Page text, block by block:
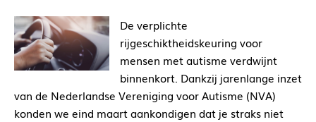
De verplichte
rijgeschiktheidskeuring voor
mensen met autisme verdwijnt
binnenkort. Dankzij jarenlange inzet
van de Nederlandse Vereniging voor Autisme (NVA)
konden we eind maart aankondigen dat je straks niet